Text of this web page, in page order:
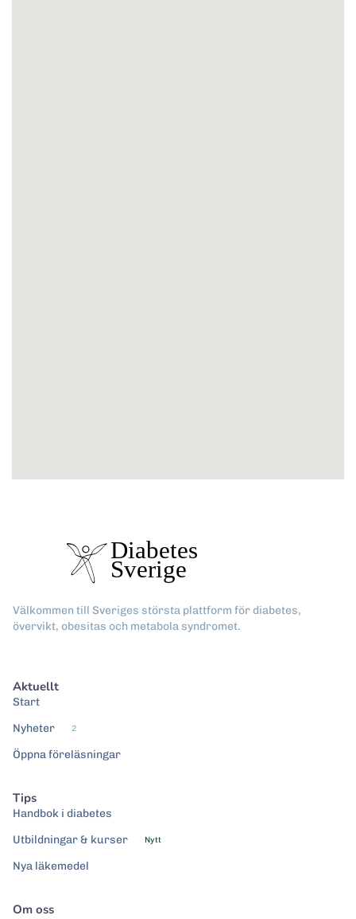
Välkommen till Sveriges största plattform för diabetes,
övervikt, obesitas och metabola syndromet.
Aktuellt
Start
Nyheter
2
Öppna föreläsningar
Tips
Handbok i diabetes
Utbildningar & kurser
Nytt
Nya läkemedel
Om oss